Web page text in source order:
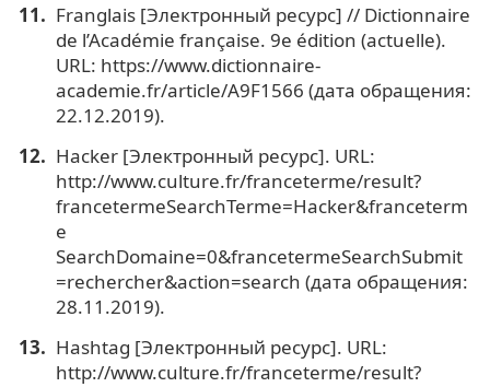
Franglais [Электронный ресурс] // Dictionnaire
de l’Académie française. 9e édition (actuelle).
URL: https://www.dictionnaire-
academie.fr/article/A9F1566 (дата обращения:
22.12.2019).
Hacker [Электронный ресурс]. URL:
http://www.culture.fr/franceterme/result?
francetermeSearchTerme=Hacker&franceterm
e
SearchDomaine=0&francetermeSearchSubmit
=rechercher&action=search (дата обращения:
28.11.2019).
Hashtag [Электронный ресурс]. URL:
http://www.culture.fr/franceterme/result?